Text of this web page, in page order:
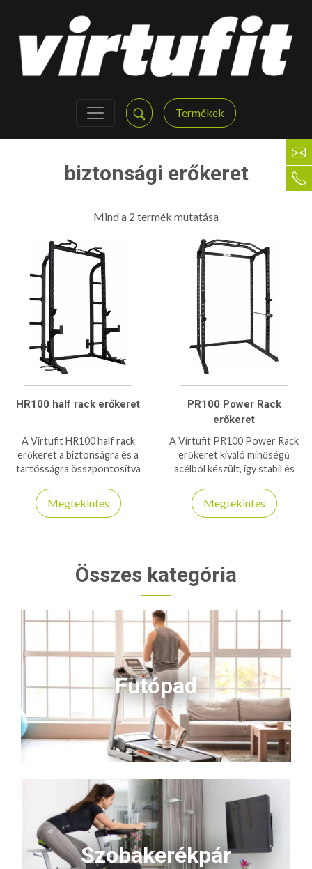
Termékek
biztonsági erőkeret
Mind a 2 termék mutatása
HR100 half rack erőkeret
A Virtufit HR100 half rack
erőkeret a biztonságra és a
tartósságra összpontosítva
kg-ig bírnak, míg a J-horgok
maximális teherbírása 250 kg!
Megtekintés
PR100 Power Rack
erőkeret
A Virtufit PR100 Power Rack
erőkeret kiváló minőségű
acélból készült, így stabil és
150/200kg-os teherbírása
kiváló társ a napi edzések
Megtekintés
Összes kategória
Futópad
Szobakerékpár